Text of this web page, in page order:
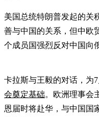
美国总统特朗普发起的关
善与中国的关系，但中欧
个成员国强烈反对中国
卡拉斯与王毅的对话，为
会奠定基础。欧洲理事会
恩届时将赴华，与中国国